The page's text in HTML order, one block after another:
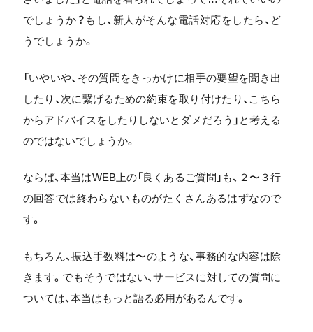
でしょうか？もし、新人がそんな電話対応をしたら、ど
うでしょうか。
「いやいや、その質問をきっかけに相手の要望を聞き出
したり、次に繋げるための約束を取り付けたり、こちら
からアドバイスをしたりしないとダメだろう」と考える
のではないでしょうか。
ならば、本当はWEB上の「良くあるご質問」も、２〜３行
の回答では終わらないものがたくさんあるはずなので
す。
もちろん、振込手数料は〜のような、事務的な内容は除
きます。でもそうではない、サービスに対しての質問に
ついては、本当はもっと語る必用があるんです。